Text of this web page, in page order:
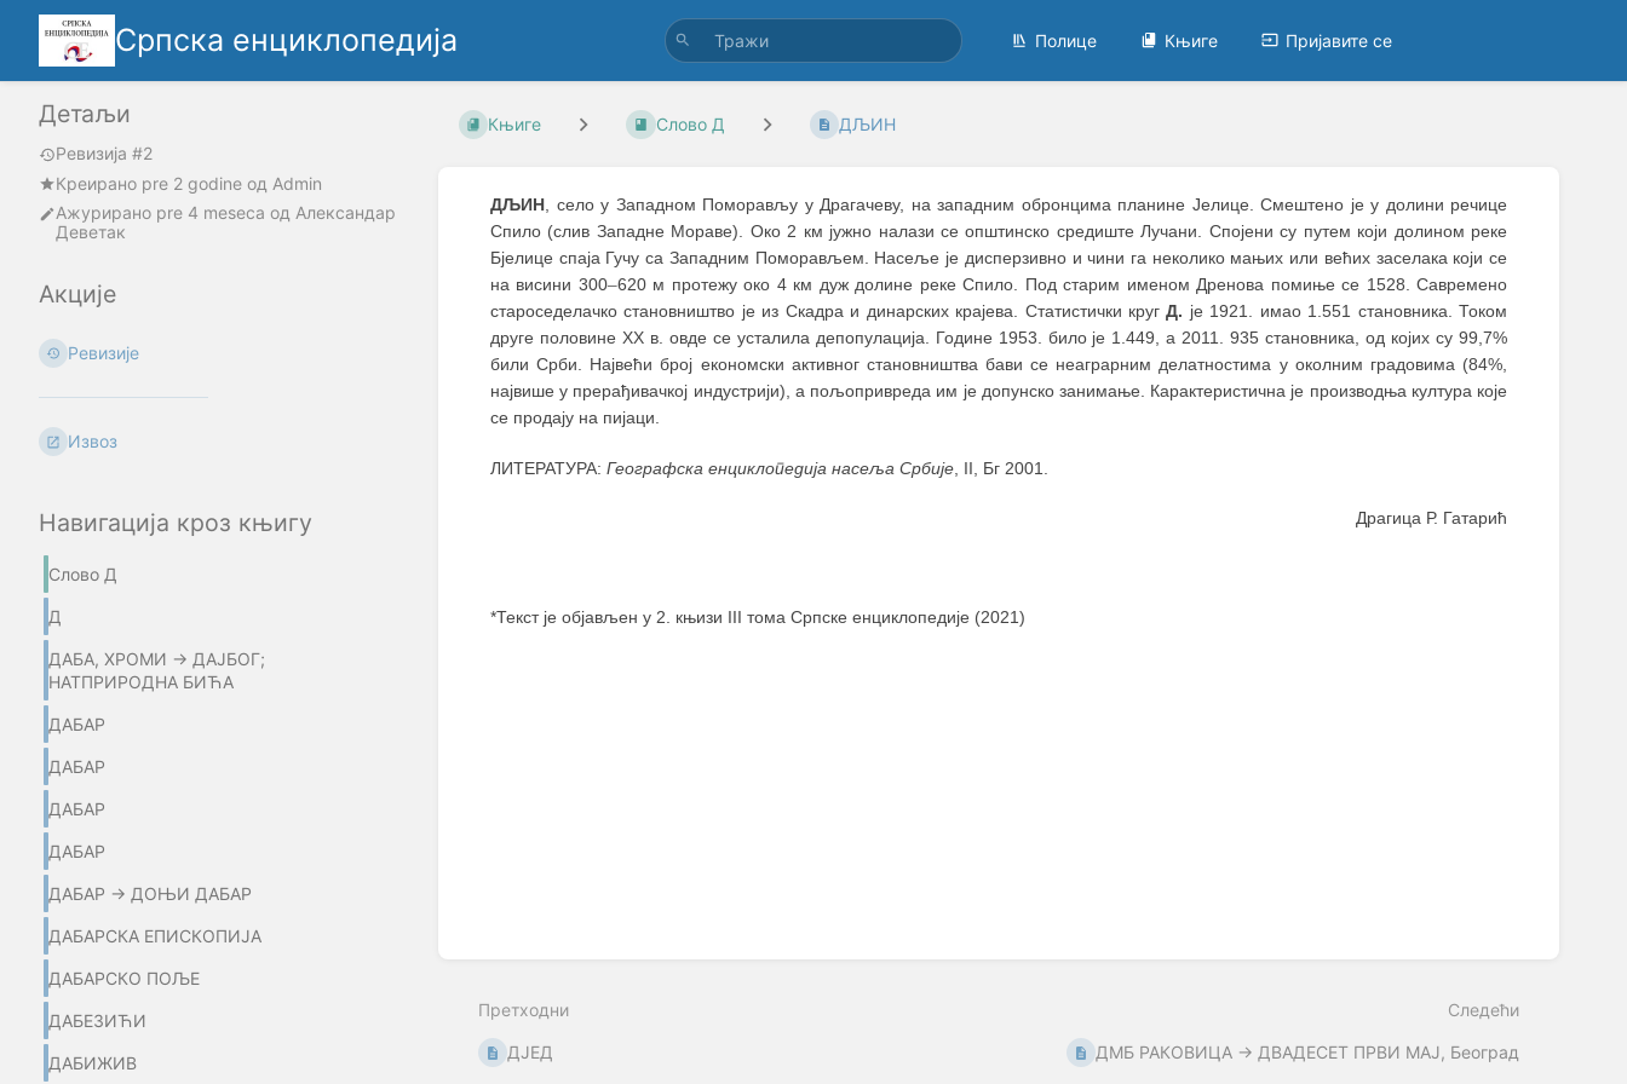
Српска енциклопедија Полице Књиге Пријавите се
Детаљи
Ревизија #2
Креирано pre 2 godine oд Admin
Ажурирано pre 4 meseca од Александар
Деветак
Акције
Ревизије
Извоз
Навигација кроз књигу
Слово Д
Д
ДАБА, ХРОМИ → ДАЈБОГ;
НАТПРИРОДНА БИЋА
ДАБАР
ДАБАР
ДАБАР
ДАБАР
ДАБАР → ДОЊИ ДАБАР
ДАБАРСКА ЕПИСКОПИЈА
ДАБАРСКО ПОЉЕ
ДАБЕЗИЋИ
ДАБИЖИВ
Књиге Слово Д ДЉИН
ДЉИН, село у Западном Поморављу у Драгачеву, на западним обронцима планине Јелице. Смештено је у долини речице
Спило (слив Западне Мораве). Око 2 км јужно налази се општинско средиште Лучани. Спојени су путем који долином реке
Бјелице спаја Гучу са Западним Поморављем. Насеље је дисперзивно и чини га неколико мањих или већих заселака који се
на висини 300–620 м протежу око 4 км дуж долине реке Спило. Под старим именом Дренова помиње се 1528. Савремено
староседелачко становништво је из Скадра и динарских крајева. Статистички кругД. је 1921. имао 1.551 становника. Током
друге половине XX в. овде се усталила депопулација. Године 1953. било је 1.449, а 2011. 935 становника, од којих су 99,7%
били Срби. Највећи број економски активног становништва бави се неаграрним делатностима у околним градовима (84%,
највише у прерађивачкој индустрији), а пољопривреда им је допунско занимање. Карактеристична је производња култура које
се продају на пијаци.
ЛИТЕРАТУРА: Географска енциклопедија насеља Србије , II, Бг 2001.
Драгица Р. Гатарић
*Текст је објављен у 2. књизи III тома Српске енциклопедије (2021)
Претходни
ДЈЕД
Следећи
ДМБ РАКОВИЦА → ДВАДЕСЕТ ПРВИ МАЈ, Београд